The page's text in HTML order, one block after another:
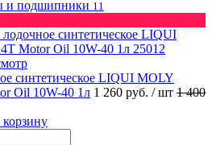
и подшипники 11
синтетическое LIQUI MOLY
Oil 10W-40 1л 1 260 руб. / шт 1 400